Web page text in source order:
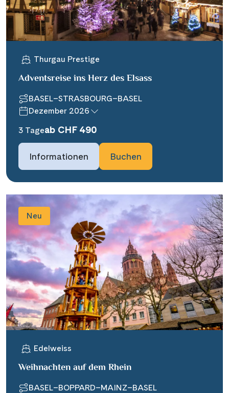
Thurgau Prestige
Adventsreise ins Herz des Elsass
BASEL–STRASBOURG–BASEL
Dezember 2026
3 Tageab CHF 490
Informationen Buchen
Neu
Edelweiss
Weihnachten auf dem Rhein
BASEL–BOPPARD–MAINZ–BASEL